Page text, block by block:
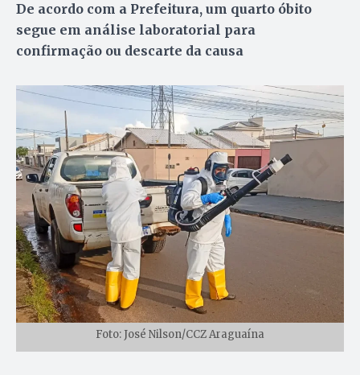
De acordo com a Prefeitura, um quarto óbito
segue em análise laboratorial para
confirmação ou descarte da causa
Foto: José Nilson/CCZ Araguaína